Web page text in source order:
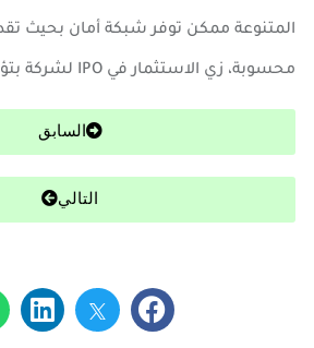
المتنوعة ممكن توفر شبكة أمان بحيث
محسوبة، زي الاستثمار في IPO لشركة بتؤمن بيها.
السابق
التالي